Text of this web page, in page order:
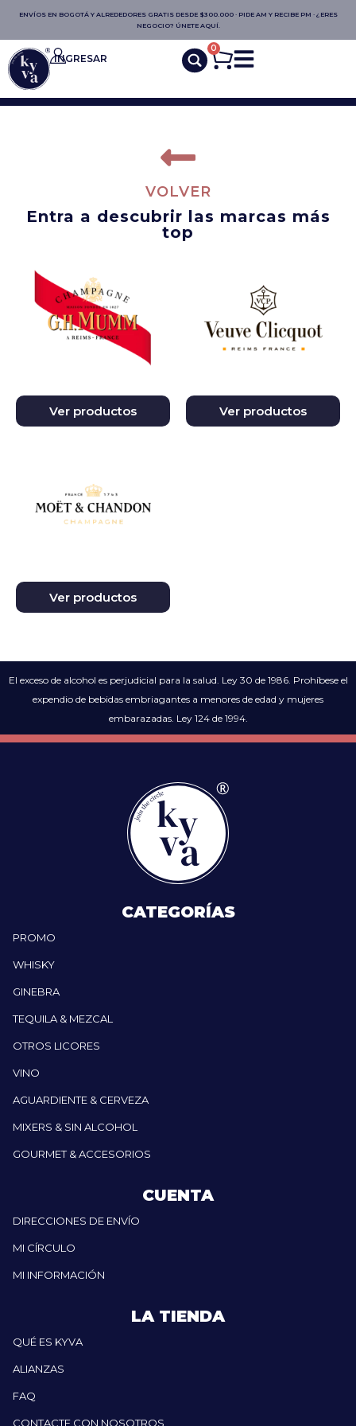
ENVÍOS EN BOGOTÁ Y ALREDEDORES GRATIS DESDE $300.000 · PIDE AM Y RECIBE PM · ¿ERES
NEGOCIO? ÚNETE AQUÍ.
INGRESAR
0
VOLVER
Entra a descubrir las marcas más
top
Ver productos Ver productos
Ver productos
El exceso de alcohol es perjudicial para la salud. Ley 30 de 1986. Prohíbese el
expendio de bebidas embriagantes a menores de edad y mujeres
embarazadas. Ley 124 de 1994.
CATEGORÍAS
PROMO
WHISKY
GINEBRA
TEQUILA & MEZCAL
OTROS LICORES
VINO
AGUARDIENTE & CERVEZA
MIXERS & SIN ALCOHOL
GOURMET & ACCESORIOS
CUENTA
DIRECCIONES DE ENVÍO
MI CÍRCULO
MI INFORMACIÓN
LA TIENDA
QUÉ ES KYVA
ALIANZAS
FAQ
CONTACTE CON NOSOTROS